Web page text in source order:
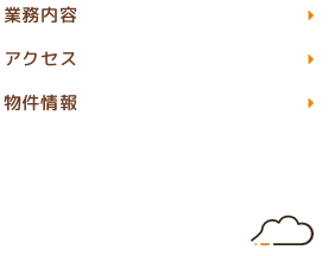
業務内容
アクセス
物件情報